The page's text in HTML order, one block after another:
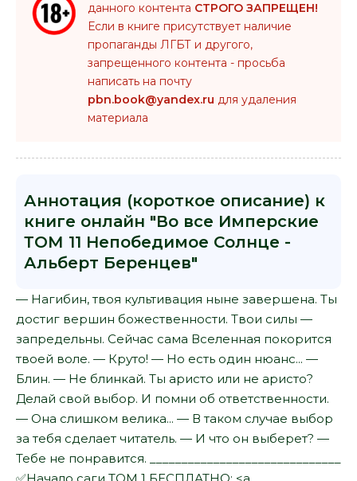
данного контента СТРОГО ЗАПРЕЩЕН!
Если в книге присутствует наличие
пропаганды ЛГБТ и другого,
запрещенного контента - просьба
написать на почту
pbn.book@yandex.ru для удаления
материала
Аннотация (короткое описание) к
книге онлайн "Во все Имперские
ТОМ 11 Непобедимое Солнце -
Альберт Беренцев"
— Нагибин, твоя культивация ныне завершена. Ты
достиг вершин божественности. Твои силы —
запредельны. Сейчас сама Вселенная покорится
твоей воле. — Круто! — Но есть один нюанс... —
Блин. — Не блинкай. Ты аристо или не аристо?
Делай свой выбор. И помни об ответственности.
— Она слишком велика... — В таком случае выбор
за тебя сделает читатель. — И что он выберет? —
Тебе не понравится. ______________________________